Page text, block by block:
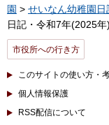
園 > せいなん幼稚園
日記・令和7年(2025年
市役所への行き方
このサイトの使い方・
個人情報保護
RSS配信について